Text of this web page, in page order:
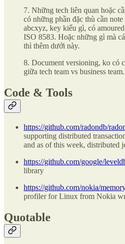
7. Những tech liên quan hoặc
có những phần đặc thù cần
abcxyz, key kiểu gì, có
ISO 8583. Hoặc những gì mà
thì thêm dưới này.
8. Document versioning, ko có
giữa tech team vs business team.
Code & Tools
https://github.com/radondb/
supporting distributed
and as of this week, distributed
https://github.com/google/
library
https://github.com/nokia/
profiler for Linux from Nokia
Quotable